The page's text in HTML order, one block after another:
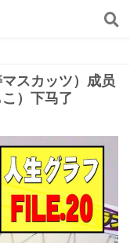
スカッツ）成员
）下马了